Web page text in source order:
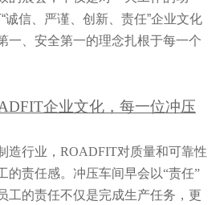
诚信、严谨、创新、责任”企业文化
一、安全第一的理念扎根于每一个
企业文化 ，每一位冲压
造行业，ROADFIT对质量和可靠性
的责任感。冲压车间早会以“责任”
工的责任不仅是完成生产任务，更